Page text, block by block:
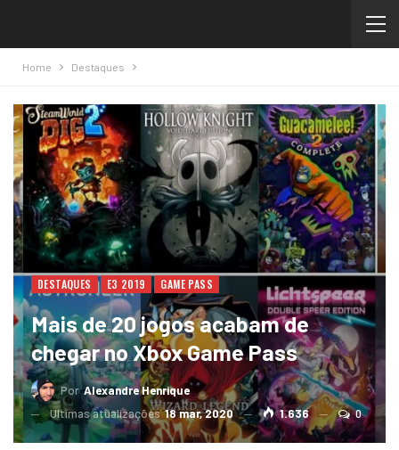
Home Destaques
DESTAQUES E3 2019 GAME PASS
Mais de 20 jogos acabam de
chegar no Xbox Game Pass
PorAlexandre Henrique
Ultimas atualizações18 mar, 2020 1.636 0